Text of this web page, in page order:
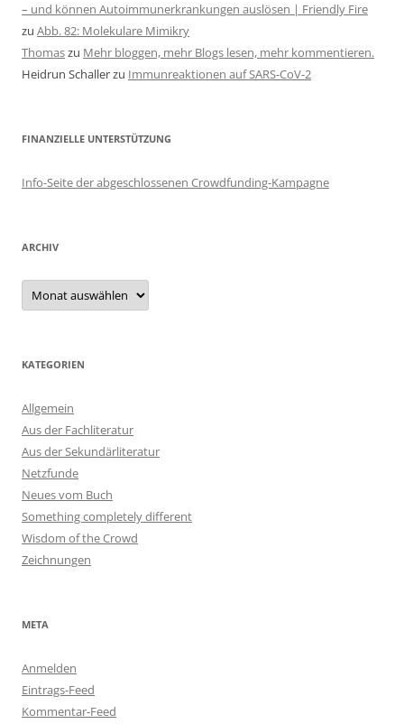
– und können Autoimmunerkrankungen auslösen | Friendly Fire
zu Abb. 82: Molekulare Mimikry
Thomaszu Mehr bloggen, mehr Blogs lesen, mehr kommentieren.
Heidrun Schallerzu Immunreaktionen auf SARS-CoV-2
FINANZIELLE UNTERSTÜTZUNG
Info-Seite der abgeschlossenen Crowdfunding-Kampagne
ARCHIV
Archiv
KATEGORIEN
Allgemein
Aus der Fachliteratur
Aus der Sekundärliteratur
Netzfunde
Neues vom Buch
Something completely different
Wisdom of the Crowd
Zeichnungen
META
Anmelden
Eintrags-Feed
Kommentar-Feed